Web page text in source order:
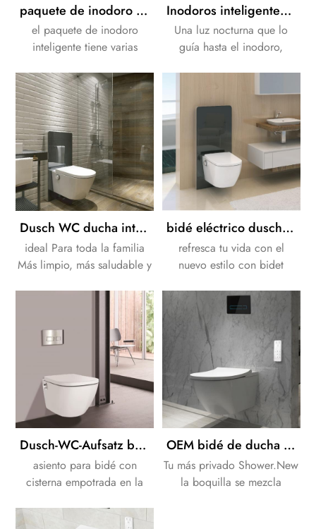
paquete de inodoro inteligente de funciones completas - incluye secadora
el paquete de inodoro
inteligente tiene varias
automatizadas para la
comodidad del usuario.
podemos proporcionarle
una solución completa para
el diseño de su baño.
Inodoros inteligentes más higiénicos y ecológicos para baños modernos
Una luz nocturna que lo
guía hasta el inodoro,
instalación, y tecnología de
detección de usuarios. cada
detalle del E401 está
diseñado con un propósito
claro: llevar a casa lo
máximo inodoro avanzado,
práctico y agradable jamás
creado.
Dusch WC ducha inteligente bidé bidé cisterna
ideal Para toda la familia
Más limpio, más saludable y
bidé eléctrico dusch wc japón inodoro bidé led bidé Toilettensitz
refresca tu vida con el
nuevo estilo con bidet
Dusch-WC-Aufsatz bidé de lujo Automatischer Toilettensitz asiento de inodoro electrónico automático de bidet de lujo
asiento para bidé con
cisterna empotrada en la
OEM bidé de ducha inteligente asiento de inodoro bidé de gran volumen de lavado Dusch WC
Tu más privado Shower.New
la boquilla se mezcla